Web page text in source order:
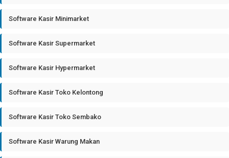
Software Kasir Minimarket
Software Kasir Supermarket
Software Kasir Hypermarket
Software Kasir Toko Kelontong
Software Kasir Toko Sembako
Software Kasir Warung Makan